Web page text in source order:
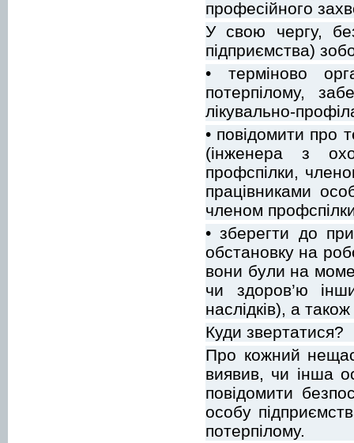
професійного
У свою чергу,
підприємства)
• терміново
потерпілому,
лікувально-
• повідомити про
(інженера з
профспілки,
працівниками
членом
• зберегти до
обстановку на
вони були на
чи здоров’ю
наслідків), а
Куди звертатися?
Про кожний
виявив, чи інша
повідомити
особу
потерпілому.